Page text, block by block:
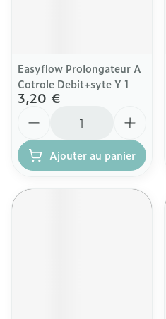
Easyflow Prolongateur A
Cotrole Debit+syte Y 1
3,20 €
Ajouter au panier